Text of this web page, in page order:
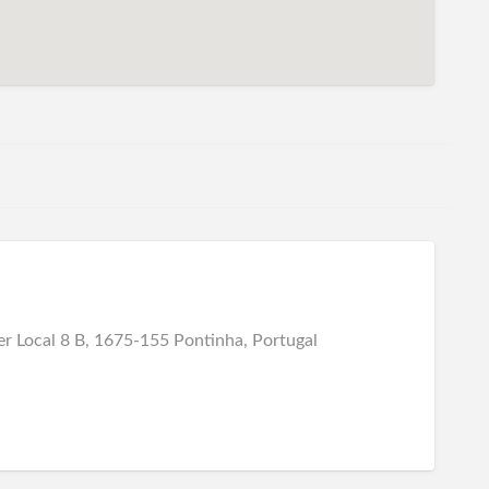
Local 8 B, 1675-155 Pontinha, Portugal